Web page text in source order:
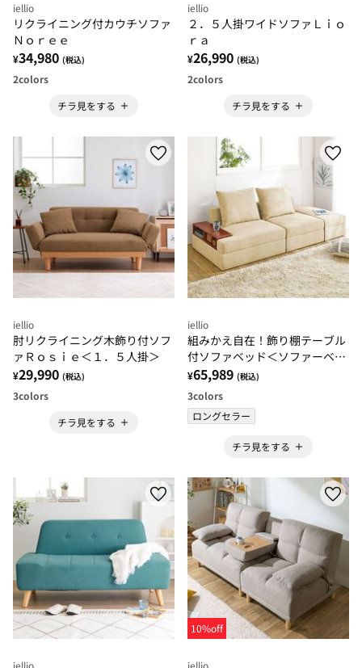
iellio
リクライニング付カウチソファ
Ｎｏｒｅｅ
¥34,980 (税込)
2colors
チラ見をする
iellio
２．５人掛ワイドソファＬｉｏ
ｒａ
¥26,990 (税込)
2colors
チラ見をする
iellio
肘リクライニング木飾り付ソフ
ァＲｏｓｉｅ＜１．５人掛＞
¥29,990 (税込)
3colors
チラ見をする
iellio
組みかえ自在！飾り棚テーブル
付ソファベッド＜ソファーベッ
ド・カウチソファー・リクライ
ニング・収納付きソファー・お
しゃれ＞
¥65,989 (税込)
3colors
ロングセラー
チラ見をする
10%off